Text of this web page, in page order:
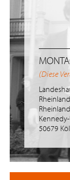
(Diese
Rheinland
50679